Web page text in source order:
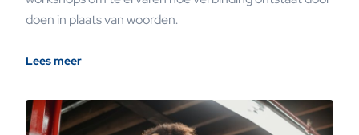
doen in plaats van woorden.
Lees meer